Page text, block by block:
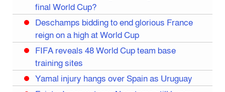
final World Cup?
Deschamps bidding to end glorious France
reign on a high at World Cup
FIFA reveals 48 World Cup team base
training sites
Yamal injury hangs over Spain as Uruguay